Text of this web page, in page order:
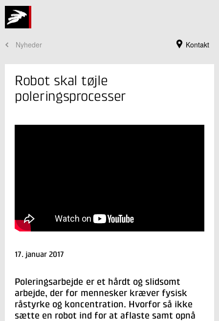
Kontakt
Nyheder
Robotteknologi
+45 72 20 28 59
Skriv til mig
Robot skal tøjle
poleringsprocesser
17. januar 2017
Poleringsarbejde er et hårdt og slidsomt
arbejde, der for mennesker kræver fysisk
råstyrke og koncentration. Hvorfor så ikke
sætte en robot ind for at aflaste samt opnå